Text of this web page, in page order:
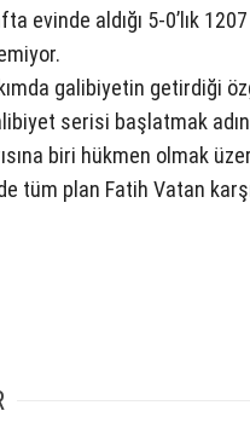
evinde aldığı 5-0’lık
galibiyetin
serisi başlatmak
biri hükmen olmak
tüm plan Fatih Vatan